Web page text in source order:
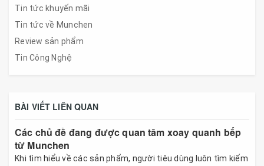
Tin tức khuyến mãi
Tin tức về Munchen
Review sản phẩm
Tin Công Nghệ
BÀI VIẾT LIÊN QUAN
Các chủ đề đang được quan tâm xoay quanh bếp
từ Munchen
Khi tìm hiểu về các sản phẩm, người tiêu dùng luôn tìm kiếm